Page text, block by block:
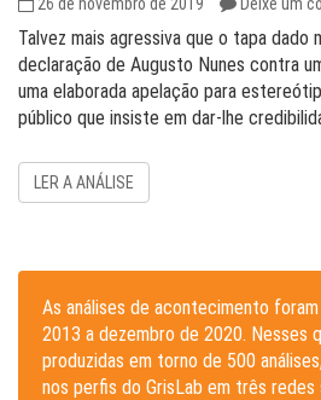
T a l v e z m a i s a g r e s s i v a q u e o t a p a d a d o
d e c l a r a ç ã o d e A u g u s t o N u n e s c o n t r a u
u m a e l a b o r a d a a p e l a ç ã o p a r a e s t e r e ó t
p ú b l i c o q u e i n s i s t e e m d a r - l h e c r e d i b i l id
LER A ANÁLISE
As análises de acontecimento
2013 a dezembro de 2020. Nesses
produzidas em torno de 500
nos perfis do GrisLab em três redes